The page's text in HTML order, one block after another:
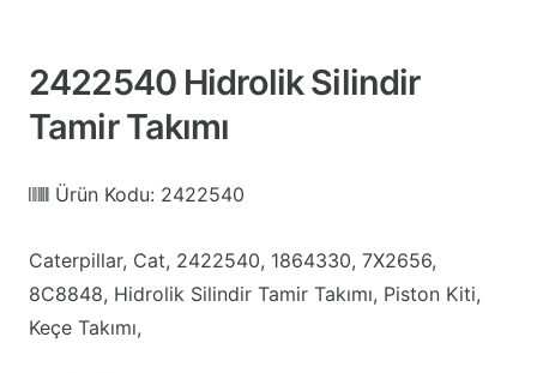
2422540 Hidrolik Silindir
Tamir Takımı
Ürün Kodu: 2422540
Caterpillar, Cat, 2422540, 1864330, 7X2656,
8C8848, Hidrolik Silindir Tamir Takımı, Piston Kiti,
Keçe Takımı,